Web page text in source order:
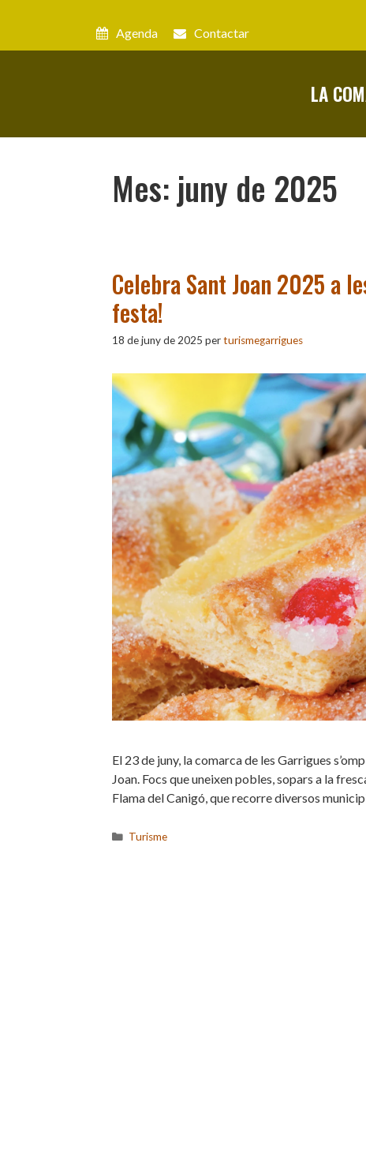
Agenda Contactar
LA
Mes: juny de 2025
Celebra Sant Joan 2025 a
festa!
18 de juny de 2025 perturismegarrigues
El 23 de juny, la comarca de les Garrigues
Joan. Focs que uneixen pobles, sopars a la
Flama del Canigó, que recorre diversos
Categories
Turisme